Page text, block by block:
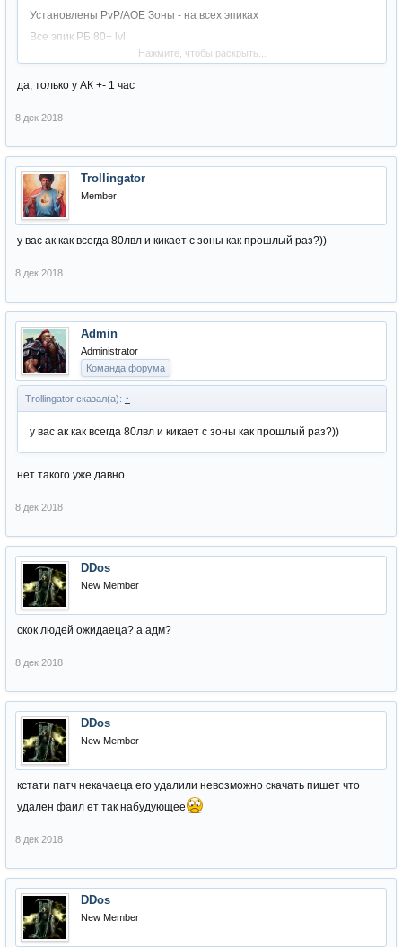
Установлены PvP/AOE Зоны - на всех эпиках
Все эпик РБ 80+ lvl
Фиксированный респаун Эпик Боссов (Время указано по Москве
прямо в игре)
Это значит что респ в один и тот же интервал должен быть,или я
не прав?
Нажмите, чтобы раскрыть...
да, только у АК +- 1 час
8 дек 2018
Trollingator
Member
у вас ак как всегда 80лвл и кикает с зоны как прошлый раз?))
8 дек 2018
Admin
Administrator
Команда форума
Trollingator сказал(а): ↑
у вас ак как всегда 80лвл и кикает с зоны как прошлый раз?))
нет такого уже давно
8 дек 2018
DDos
New Member
скок людей ожидаеца? а адм?
8 дек 2018
DDos
New Member
кстати патч некачаеца его удалили невозможно скачать пишет что
удален фаил ет так набудующее
8 дек 2018
DDos
New Member